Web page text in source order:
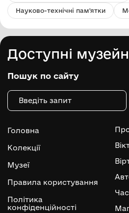
Науково-технічні пам'ятки
Доступні
Пошук по сайту
Головна
Колекції
Музеї
Правила користування
Політика
конфіденційності